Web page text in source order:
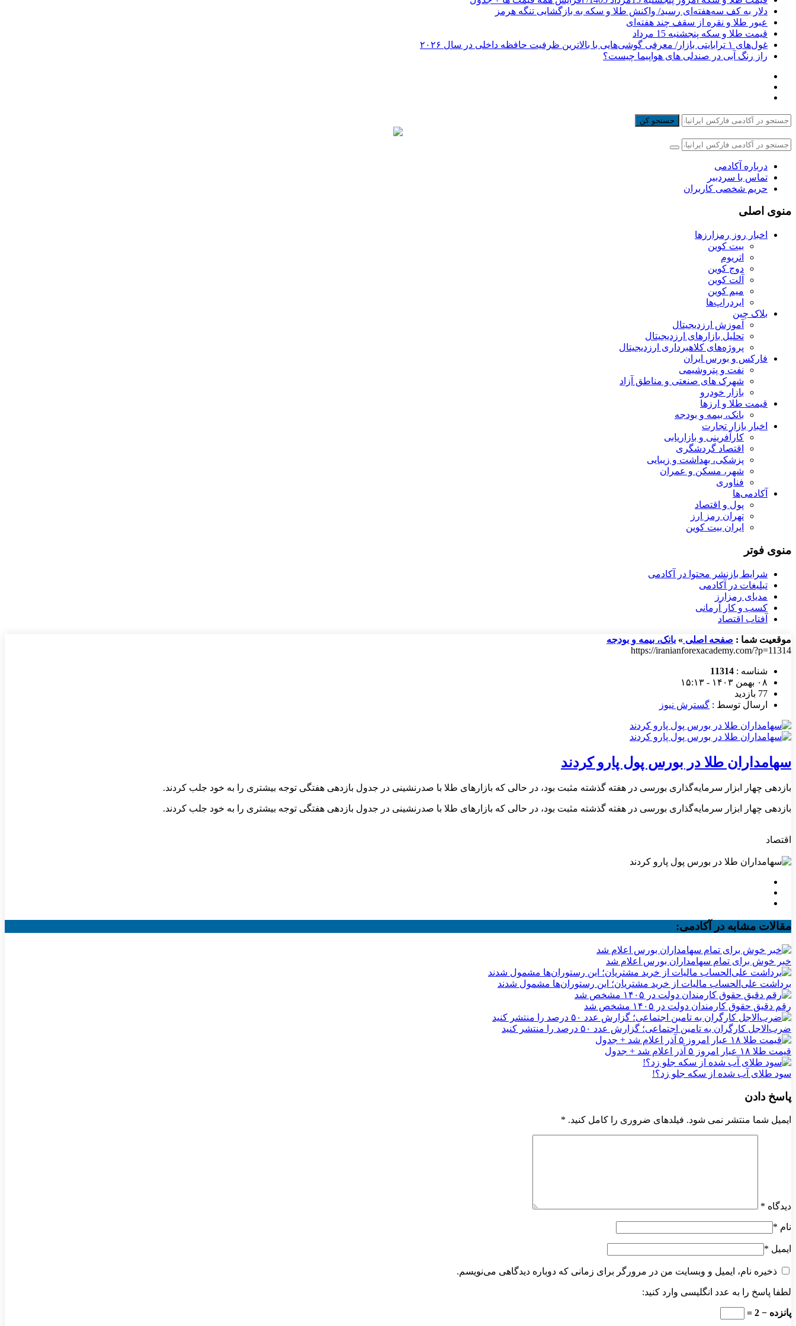
دلار به کف سه‌هفته‌ای رسید/ واکنش طلا و سکه به بازگشایی تنگه هرمز
عبور طلا و نقره از سقف چند هفته‌ای
قیمت طلا و سکه پنجشنبه 15 مرداد
غول‌های ۱ ترابایتی بازار/ معرفی گوشی‌هایی با بالاترین ظرفیت حافظه داخلی در سال ۲۰۲۶
راز رنگ آبی در صندلی های هواپیما چیست؟
جستجو کن
درباره آکادمی
تماس با سردبیر
حریم شخصی کاربران
منوی اصلی
اخبار روز رمزارزها
بیت کوین
اتریوم
دوج کوین
آلت کوین
میم کوین‌
ایردراپ‌ها
بلاک چین
آموزش ارزدیجیتال
تحلیل بازارهای ارزدیجیتال
پروژه‌های کلاهبرداری ارزدیجیتال
فارکس و بورس ایران
نفت و پتروشیمی
شهرک های صنعتی و مناطق آزاد
بازار خودرو
قیمت طلا و ارزها
بانک، بیمه و بودجه
اخبار بازار تجارت
کارآفرینی و بازاریابی
اقتصاد گردشگری
پزشکی، بهداشت و زیبایی
شهر، مسکن و عمران
فناوری
آکادمی‌ها
پول و اقتصاد
تهران رمز ارز
ایران بیت کوین
منوی فوتر
شرایط بازنشر محتوا در آکادمی
تبلیغات در آکادمی
مدیای رمزارز
کسب و کار آرمانی
آفتاب اقتصاد
موقعیت شما : صفحه اصلی » بانک، بیمه و بودجه
https://iranianforexacademy.com/?p=11314
شناسه : 11314
۰۸ بهمن ۱۴۰۳ - ۱۵:۱۳
77 بازدید
ارسال توسط : گسترش نیوز
سهامداران طلا در بورس پول پارو کردند
بازدهی چهار ابزار سرمایه‌گذاری بورسی در هفته گذشته مثبت بود، در حالی که بازارهای طلا با صدرنشینی در جدول بازدهی هفتگی توجه بیشتری را به خود جلب کردند.
بازدهی چهار ابزار سرمایه‌گذاری بورسی در هفته گذشته مثبت بود، در حالی که بازارهای طلا با صدرنشینی در جدول بازدهی هفتگی توجه بیشتری را به خود جلب کردند.
اقتصاد
مقالات مشابه در آکادمی:
خبر خوش برای تمام سهامداران بورس اعلام شد
برداشت علی‌الحساب مالیات از خرید مشتریان؛ این رستوران‌ها مشمول شدند
رقم دقیق حقوق کارمندان دولت در ۱۴۰۵ مشخص شد
ضرب‌الاجل کارگران به تامین اجتماعی؛ گزارش عدد ۵۰ درصد را منتشر کنید
قیمت طلا ۱۸ عیار امروز ۵ آذر اعلام شد + جدول
سود طلای آب شده از سکه جلو زد؟!
پاسخ دادن
ایمیل شما منتشر نمی شود. فیلدهای ضروری را کامل کنید. *
دیدگاه *
نام *
ایمیل *
ذخیره نام، ایمیل و وبسایت من در مرورگر برای زمانی که دوباره دیدگاهی می‌نویسم.
لطفا پاسخ را به عدد انگلیسی وارد کنید:
پانزده − 2 =